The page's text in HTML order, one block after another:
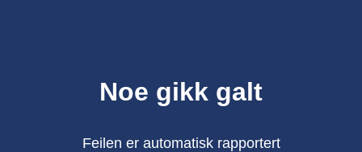
Noe gikk galt
Feilen er automatisk rapportert